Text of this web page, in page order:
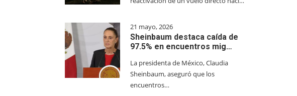
21 mayo, 2026
Sheinbaum destaca caída de
97.5% en encuentros mig…
La presidenta de México, Claudia
Sheinbaum, aseguró que los
encuentros…